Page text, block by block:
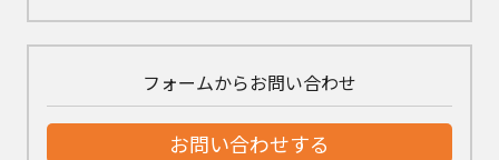
フォームからお問い合わせ
お問い合わせする